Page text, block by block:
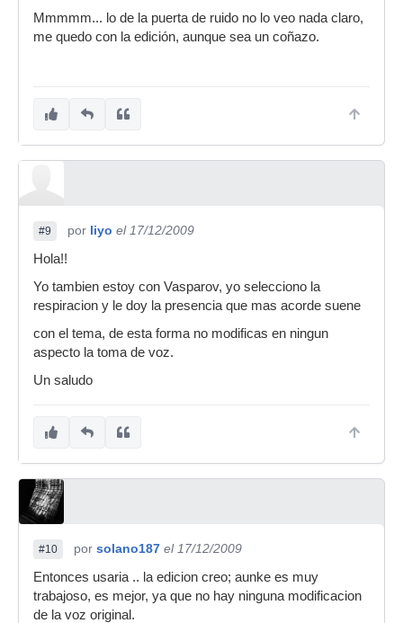
Mmmmm... lo de la puerta de ruido no lo veo nada claro,
me quedo con la edición, aunque sea un coñazo.
#9 por liyo el 17/12/2009
Hola!!
Yo tambien estoy con Vasparov, yo selecciono la
respiracion y le doy la presencia que mas acorde suene
con el tema, de esta forma no modificas en ningun
aspecto la toma de voz.
Un saludo
#10 por solano187 el 17/12/2009
Entonces usaria .. la edicion creo; aunke es muy
trabajoso, es mejor, ya que no hay ninguna modificacion
de la voz original.